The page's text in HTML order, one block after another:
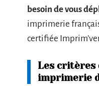
besoin de vous
imprimerie
certifiée
Les critères
imprimerie